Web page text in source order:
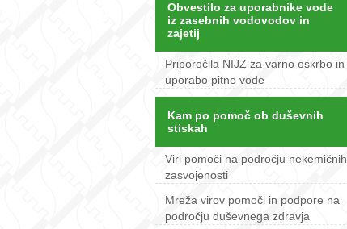
Obvestilo za uporabnike vode
iz zasebnih vodovodov in
zajetij
Priporočila NIJZ za varno oskrbo in
uporabo pitne vode
Kam po pomoč ob duševnih
stiskah
Viri pomoči na področju nekemičnih
zasvojenosti
Mreža virov pomoči in podpore na
področju duševnega zdravja